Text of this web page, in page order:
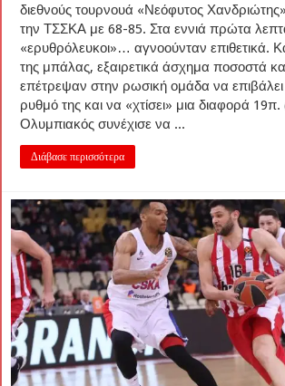
διεθνούς τουρνουά «Νεόφυτος
την ΤΣΣΚΑ με 68-85. Στα εννιά πρώτα
«ερυθρόλευκοι»… αγνοούνταν επιθετικά.
της μπάλας, εξαιρετικά άσχημα ποσοστά
επέτρεψαν στην ρωσική ομάδα να
ρυθμό της και να «χτίσει» μια διαφορά
Ολυμπιακός συνέχισε να ...
Διάβασε περισσότερα